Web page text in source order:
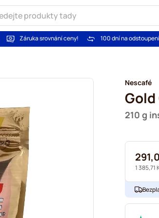
Záruka srovnání ceny! 100 dní na
Nescafé
210 g
1 385,71